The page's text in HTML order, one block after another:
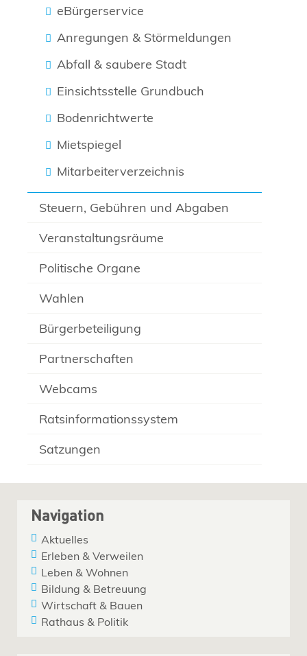
eBürgerservice
Anregungen & Störmeldungen
Abfall & saubere Stadt
Einsichtsstelle Grundbuch
Bodenrichtwerte
Mietspiegel
Mitarbeiterverzeichnis
Steuern, Gebühren und Abgaben
Veranstaltungsräume
Politische Organe
Wahlen
Bürgerbeteiligung
Partnerschaften
Webcams
Ratsinformationssystem
Satzungen
Navigation
Aktuelles
Erleben & Verweilen
Leben & Wohnen
Bildung & Betreuung
Wirtschaft & Bauen
Rathaus & Politik